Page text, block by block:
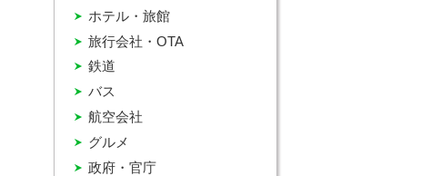
グルメ
バス
ホテル・旅館
政府・官庁
旅行会社・OTA
航空会社
鉄道